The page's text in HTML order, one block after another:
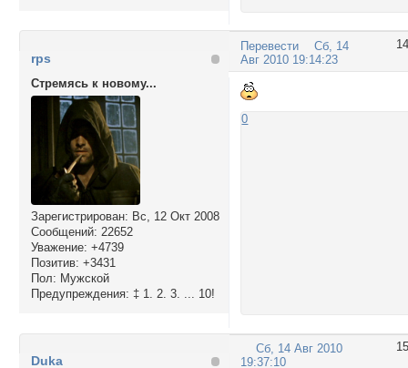
Перевести 14
Сб, 14
Авг 2010 19:14:23
rps
Стремясь к новому...
Зарегистрирован: Вс, 12 Окт 2008
Сообщений: 22652
Уважение: +4739
Позитив: +3431
Пол: Мужской
Предупреждения: ‡ 1. 2. 3. ... 10!
0
15
Сб, 14 Авг 2010
19:37:10
Duka